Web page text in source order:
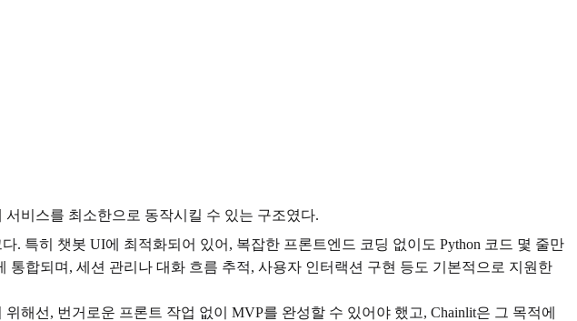
서비스를 최소한으로 동작시킬 수 있는 구조였다.
특히 챗봇 UI에 최적화되어 있어, 복잡한 프론트엔드 코딩 없이도 Python 코드 몇 줄만
통합되며, 세션 관리나 대화 흐름 추적, 사용자 인터랙션 구현 등도 기본적으로 지원한
해선, 번거로운 프론트 작업 없이 MVP를 완성할 수 있어야 했고, Chainlit은 그 목적에